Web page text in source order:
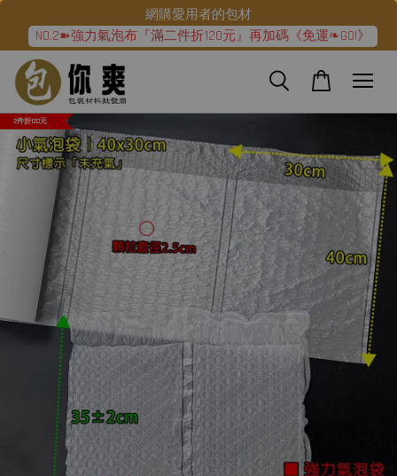
網購愛用者的包材
NO.2➽強力氣泡布『滿二件折120元』再加碼《免運❧GO!》
2件折120元